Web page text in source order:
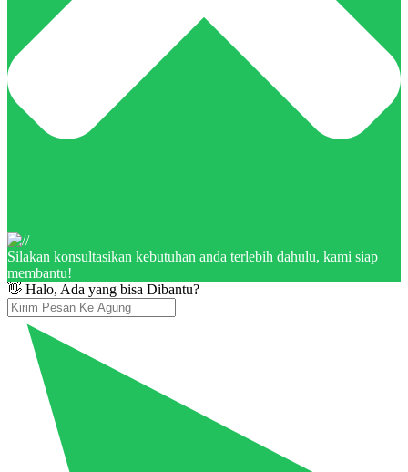
Silakan konsultasikan kebutuhan anda terlebih dahulu, kami siap
membantu!
👋 Halo, Ada yang bisa Dibantu?